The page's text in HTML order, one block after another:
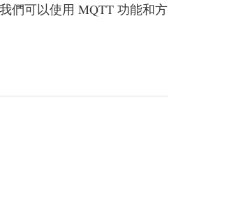
們可以使用 MQTT 功能和方